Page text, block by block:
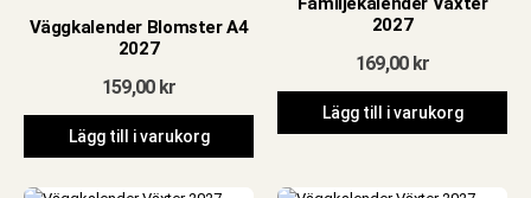
Väggkalender Blomster A4
2027
159,00 kr
Lägg till i varukorg
2027
169,00 kr
Lägg till i varukorg